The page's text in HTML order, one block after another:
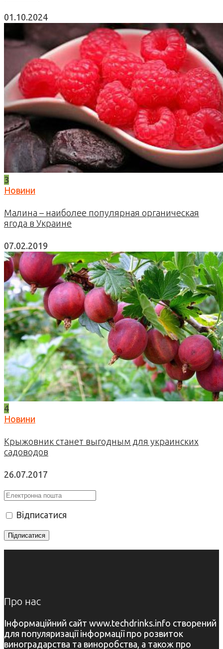
01.10.2024
3
Новини
Малина – наиболее популярная органическая
ягода в Украине
07.02.2019
4
Новини
Крыжовник станет выгодным для украинских
садоводов
26.07.2017
Відписатися
Про нас
Інформаційний сайт www.techdrinks.info створений
для популяризації інформації про розвиток
виноградарства та виноробства, а також про